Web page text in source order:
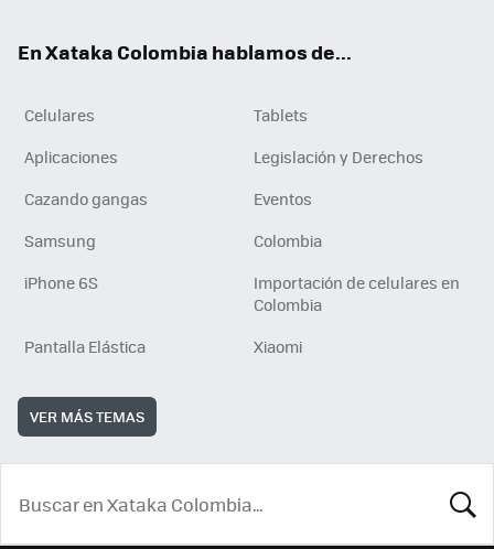
En Xataka Colombia hablamos de...
Celulares
Tablets
Aplicaciones
Legislación y Derechos
Cazando gangas
Eventos
Samsung
Colombia
iPhone 6S
Importación de celulares en
Colombia
Pantalla Elástica
Xiaomi
VER MÁS TEMAS